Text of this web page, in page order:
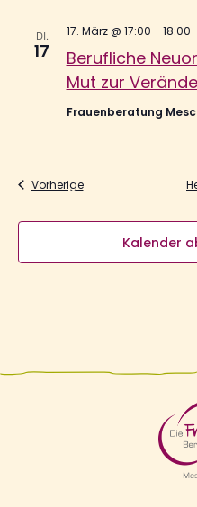
DI.
17
Berufliche
Mut zur
17. März @ 17:00 - 18:00
Frauenberatung
VorherigeVeranstaltungen
Kalender